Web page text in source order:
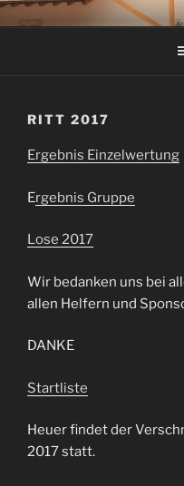
Zum
Inhalt
RITT 2017
Ergebnis Einzelwertung
Ergebnis Gruppe
Lose 2017
Wir bedanken uns bei
allen Helfern und
DANKE
Startliste
Heuer findet der
2017 statt.